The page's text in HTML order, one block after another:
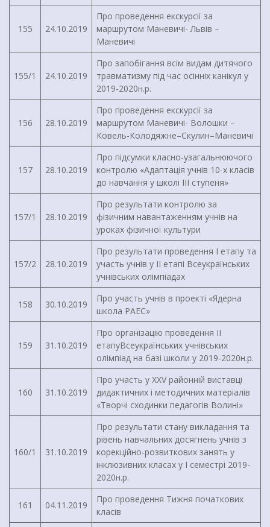
155 24.10.2019
Про проведення екскурсії за
маршрутом Маневичі- Львів –
Маневичі
155/1 24.10.2019
Про запобігання всім видам дитячого
травматизму під час осінніх канікул у
2019-2020н.р.
156 28.10.2019
Про проведення екскурсії за
маршрутом Маневичі- Волошки –
Ковель-Колодяжне–Скулин–Маневичі
157 28.10.2019
Про підсумки класно-узагальнюючого
контролю «Адаптація учнів 10-х класів
до навчання у школі ІІІ ступеня»
157/1 28.10.2019
Про результати контролю за
фізичним навантаженням учнів на
уроках фізичної культури
157/2 28.10.2019
Про результати проведення І етапу та
участь учнів у ІІ етапі Всеукраїнських
учнівських олімпіадах
158 30.10.2019
Про участь учнів в проекті «Ядерна
школа РАЕС»
159 31.10.2019
Про організацію проведення ІІ
етапуВсеукраїнських учнівських
олімпіад на базі школи у 2019-2020н.р.
160 31.10.2019
Про участь у ХХV районній виставці
дидактичних і методичних матеріалів
«Творчі сходинки педагогів Волині»
160/1 31.10.2019
Про результати стану викладання та
рівень навчальних досягнень учнів з
корекційно-розвиткових занять у
інклюзивних класах у І семестрі 2019-
2020н.р.
161 04.11.2019
Про проведення Тижня початкових
класів